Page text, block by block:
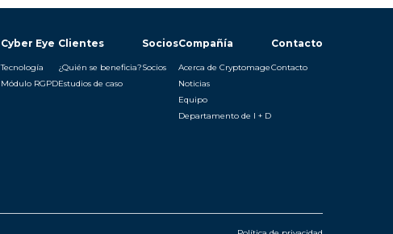
Cyber Eye
Tecnología
Módulo RGPD
Clientes
¿Quién se beneficia?
Estudios de caso
Socios
Socios
Compañía
Acerca de Cryptomage
Noticias
Equipo
Departamento de I + D
Contacto
Contacto